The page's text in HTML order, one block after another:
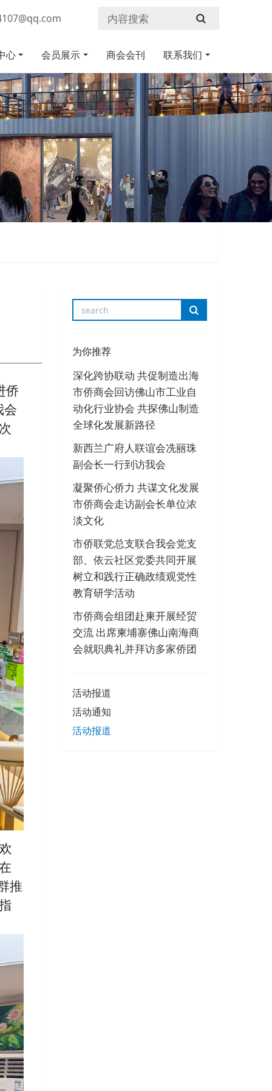
心 会员展示 商会会刊 联系我们
侨
会
推
为你推荐
深化跨协联动 共促制造出海
市侨商会回访佛山市工业自
动化行业协会 共探佛山制造
全球化发展新路径
新西兰广府人联谊会冼丽珠
副会长一行到访我会
凝聚侨心侨力 共谋文化发展
市侨商会走访副会长单位浓
淡文化
市侨联党总支联合我会党支
部、依云社区党委共同开展
树立和践行正确政绩观党性
教育研学活动
市侨商会组团赴柬开展经贸
交流 出席柬埔寨佛山南海商
会就职典礼并拜访多家侨团
活动报道
活动通知
活动报道